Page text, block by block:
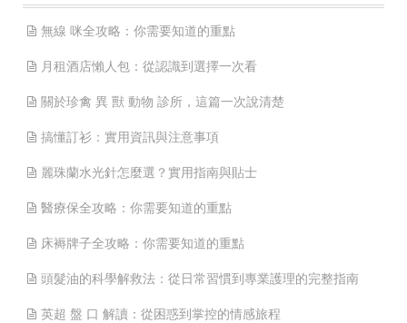
無線 咪全攻略：你需要知道的重點
月租酒店懶人包：從認識到選擇一次看
關於珍禽 異 獸 動物 診所，這篇一次說清楚
搞懂訂衫：實用資訊與注意事項
麗珠蘭水光針怎麼選？實用指南與貼士
醫療保全攻略：你需要知道的重點
床褥牌子全攻略：你需要知道的重點
頭髮油的科學解救法：從日常習慣到專業護理的完整指南
英超 盤 口 解讀：從困惑到掌控的情感旅程